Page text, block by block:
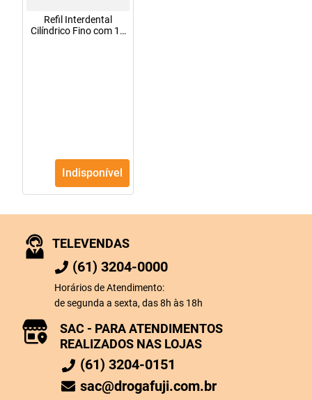
Refil Interdental
Cilíndrico Fino com 10
Indisponível
TELEVENDAS
(61) 3204-0000
Horários de Atendimento:
de segunda a sexta, das 8h às 18h
SAC - PARA ATENDIMENTOS
REALIZADOS NAS LOJAS
(61) 3204-0151
sac@drogafuji.com.br